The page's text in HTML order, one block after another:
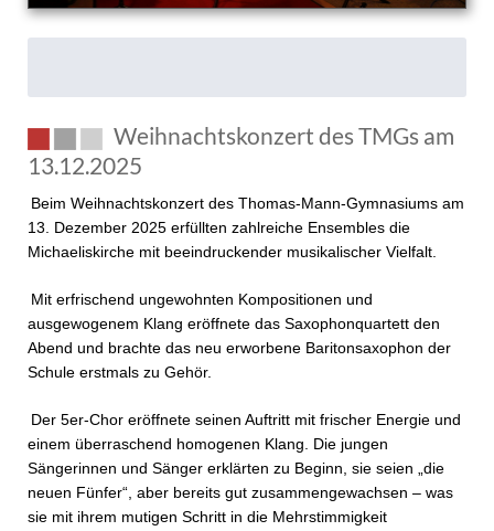
Weihnachtskonzert des TMGs am
13.12.2025
Beim Weihnachtskonzert des Thomas-Mann-Gymnasiums am
13. Dezember 2025 erfüllten zahlreiche Ensembles die
Michaeliskirche mit beeindruckender musikalischer Vielfalt.
Mit erfrischend ungewohnten Kompositionen und
ausgewogenem Klang eröffnete das Saxophonquartett den
Abend und brachte das neu erworbene Baritonsaxophon der
Schule erstmals zu Gehör.
Der 5er-Chor eröffnete seinen Auftritt mit frischer Energie und
einem überraschend homogenen Klang. Die jungen
Sängerinnen und Sänger erklärten zu Beginn, sie seien „die
neuen Fünfer“, aber bereits gut zusammengewachsen – was
sie mit ihrem mutigen Schritt in die Mehrstimmigkeit